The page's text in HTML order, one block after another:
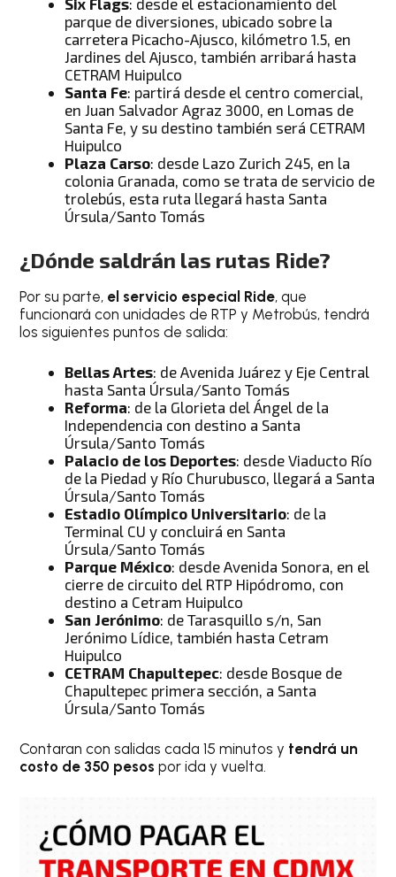
Six Flags: desde el estacionamiento del
parque de diversiones, ubicado sobre la
carretera Picacho-Ajusco, kilómetro 1.5, en
Jardines del Ajusco, también arribará hasta
CETRAM Huipulco
Santa Fe: partirá desde el centro comercial,
en Juan Salvador Agraz 3000, en Lomas de
Santa Fe, y su destino también será CETRAM
Huipulco
Plaza Carso: desde Lazo Zurich 245, en la
colonia Granada, como se trata de servicio de
trolebús, esta ruta llegará hasta Santa
Úrsula/Santo Tomás
¿Dónde saldrán las rutas Ride?
Por su parte, el servicio especial Ride, que
funcionará con unidades de RTP y Metrobús, tendrá
los siguientes puntos de salida:
Bellas Artes: de Avenida Juárez y Eje Central
hasta Santa Úrsula/Santo Tomás
Reforma: de la Glorieta del Ángel de la
Independencia con destino a Santa
Úrsula/Santo Tomás
Palacio de los Deportes: desde Viaducto Río
de la Piedad y Río Churubusco, llegará a Santa
Úrsula/Santo Tomás
Estadio Olímpico Universitario: de la
Terminal CU y concluirá en Santa
Úrsula/Santo Tomás
Parque México: desde Avenida Sonora, en el
cierre de circuito del RTP Hipódromo, con
destino a Cetram Huipulco
San Jerónimo: de Tarasquillo s/n, San
Jerónimo Lídice, también hasta Cetram
Huipulco
CETRAM Chapultepec: desde Bosque de
Chapultepec primera sección, a Santa
Úrsula/Santo Tomás
Contaran con salidas cada 15 minutos y tendrá un
costo de 350 pesos por ida y vuelta.